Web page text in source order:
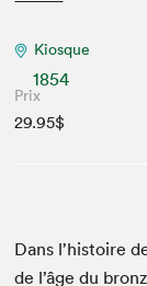
Kiosque
1854
Prix
29.95$
Dans l’histoire
de l’âge du